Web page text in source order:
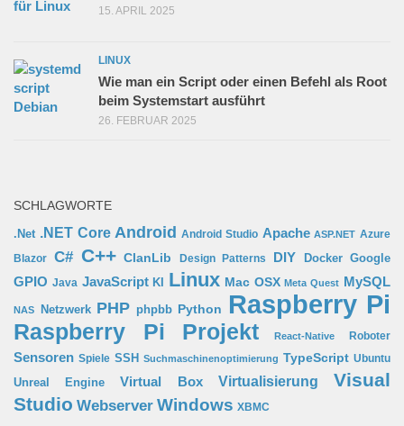
15. APRIL 2025
LINUX
Wie man ein Script oder einen Befehl als Root
beim Systemstart ausführt
26. FEBRUAR 2025
SCHLAGWORTE
.Net .NET Core Android Android Studio Apache ASP.NET Azure
Blazor C# C++ ClanLib Design Patterns DIY Docker Google
GPIO Java JavaScript KI Linux Mac OSX Meta Quest MySQL
NAS Netzwerk PHP phpbb Python Raspberry Pi
Raspberry Pi Projekt React-Native Roboter
Sensoren Spiele SSH Suchmaschinenoptimierung TypeScript Ubuntu
Unreal Engine
Virtual Box Virtualisierung
Visual
Studio Webserver Windows XBMC